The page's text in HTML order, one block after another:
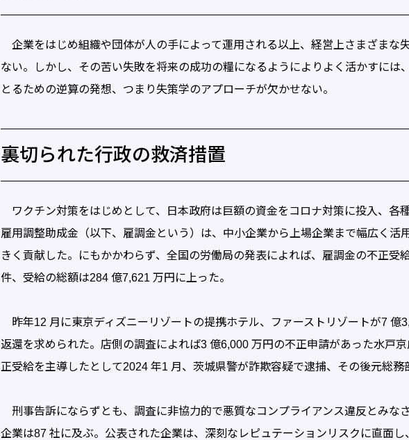
企業をはじめ組織や団体が人の手によって運用される以上、経営上さまざまな
ない。しかし、その苦い失敗を将来の成功の糧になるようによりよく活かすには
とるための逆算の発想、つまり失策学のアプローチが欠かせない。
裏切られた行政の救済措置
ワクチン対策をはじめとして、日本政府は巨額の資金をコロナ対策に投入、各
雇用調整助成金（以下、雇調金という）は、中小企業から上場企業まで幅広く活
きく貢献した。にもかかわらず、全国の労働局の発表によれば、雇調金の不正受
件、受給の総額は284 億7,621 万円に上った。
昨年12 月に東京ディズニーリゾートの提携ホテル、ファーストリゾートが7 億
返還を求められた。店側の調査によれば3 億6,000 万円の不正申請があった水戸
正受給を主導したとして2024 年1 月、茨城県警が詐欺容疑で逮捕、その後元総務
刑事告訴にならずとも、調査に非協力的で悪質なコンプライアンス違反とみな
企業は87 社に及ぶ。公表された企業は、深刻なレピュテーションリスクに直面し